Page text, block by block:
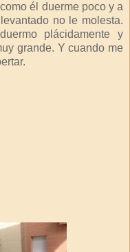
él duerme poco y a
no le molesta.
plácidamente y
grande. Y cuando me